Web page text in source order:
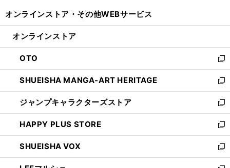
開
ン
ウ
で
開
く
ウ
ン
ド
ウ
で
開
く
オンラインストア・ その他WEBサービス
オンラインストア
OTO
新
し
い
ウ
ィ
ン
ド
ウ
で
開
SHUEISHA MANGA-ART HERITAGE
新
し
い
ウ
ィ
ン
ド
ウ
ジャンプキャラクターズストア
新
し
い
ウ
ィ
ン
HAPPY PLUS STORE
新
し
い
ウ
SHUEISHA VOX
新
し